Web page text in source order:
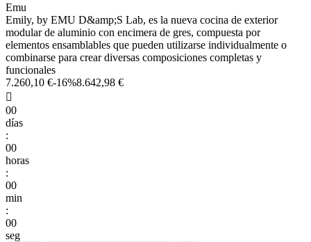
Emu
Emily, by EMU D&amp;S Lab, es la nueva cocina de exterior
modular de aluminio con encimera de gres, compuesta por
elementos ensamblables que pueden utilizarse individualmente o
combinarse para crear diversas composiciones completas y
funcionales
7.260,10 €-16%8.642,98 €

00
días
:
00
horas
:
00
min
:
00
seg